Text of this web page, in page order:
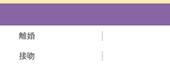
離婚
接吻